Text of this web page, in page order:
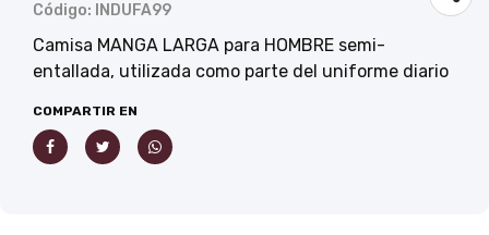
Código: INDUFA99
Camisa MANGA LARGA para HOMBRE semi-
entallada, utilizada como parte del uniforme diario
COMPARTIR EN